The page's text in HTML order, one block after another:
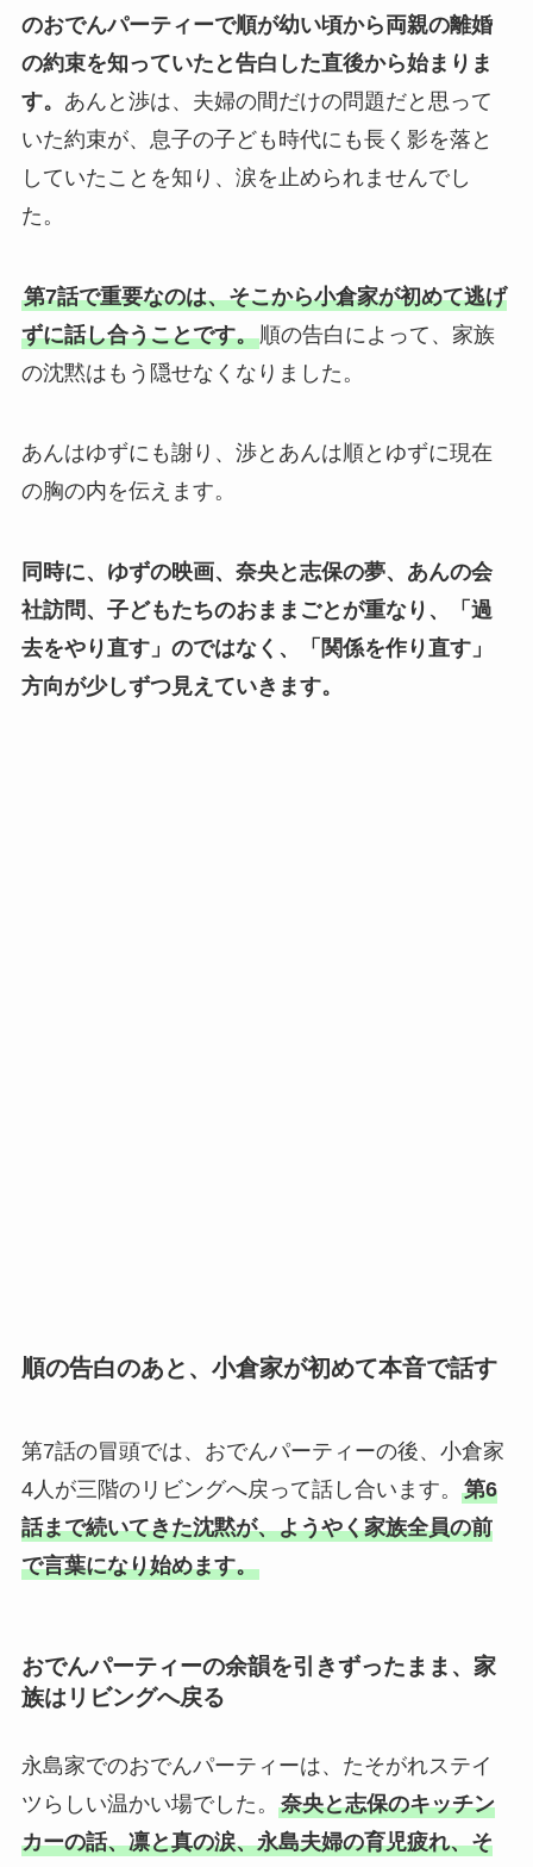
のおでんパーティーで順が幼い頃から両親の離婚
の約束を知っていたと告白した直後から始まりま
す。 あんと渉は、夫婦の間だけの問題だと思って
いた約束が、息子の子ども時代にも長く影を落と
していたことを知り、涙を止められませんでし
た。
第7話で重要なのは、そこから小倉家が初めて逃げ
ずに話し合うことです。順の告白によって、家族
の沈黙はもう隠せなくなりました。
あんはゆずにも謝り、渉とあんは順とゆずに現在
の胸の内を伝えます。
同時に、ゆずの映画、奈央と志保の夢、あんの会
社訪問、子どもたちのおままごとが重なり、「過
去をやり直す」のではなく、「関係を作り直す」
方向が少しずつ見えていきます。
順の告白のあと、小倉家が初めて本音で話す
第7話の冒頭では、おでんパーティーの後、小倉家
4人が三階のリビングへ戻って話し合います。 第6
話まで続いてきた沈黙が、ようやく家族全員の前
で言葉になり始めます。
おでんパーティーの余韻を引きずったまま、家
族はリビングへ戻る
永島家でのおでんパーティーは、たそがれステイ
ツらしい温かい場でした。 奈央と志保のキッチン
カーの話、凛と真の涙、永島夫婦の育児疲れ、そ